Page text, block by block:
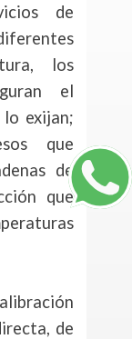
de
los
el
exijan;
que
de
que
de